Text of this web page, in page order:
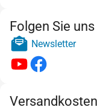
Folgen Sie uns
Newsletter
Versandkosten